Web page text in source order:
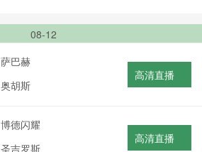
08-12
萨巴赫
奥胡斯
高清直播
博德闪耀
圣吉罗斯
高清直播